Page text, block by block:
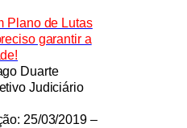
Plano de Lutas
garantir a
Duarte
Judiciário
25/03/2019 –